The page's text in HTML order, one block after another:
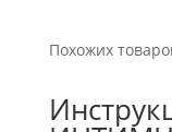
Похожих